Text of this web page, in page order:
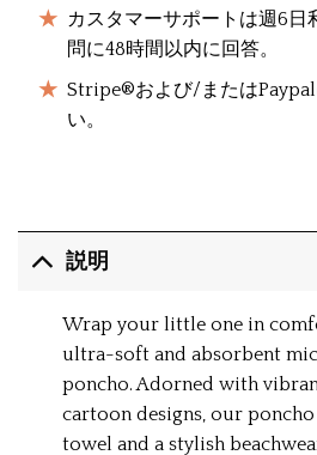
カスタマーサポートは週6日
問に48時間以内に回答。
Stripe®および/または
い。
説明
Wrap your little one in
ultra-soft and absorbent
poncho. Adorned with
cartoon designs, our
towel and a stylish